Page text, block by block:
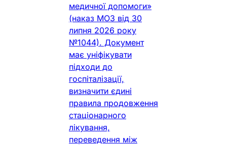
медичної допомоги»
(наказ МОЗ від 30
липня 2026 року
№1044). Документ
має уніфікувати
підходи до
госпіталізації,
визначити єдині
правила продовження
стаціонарного
лікування,
переведення між